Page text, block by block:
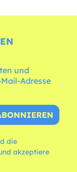
und
Adresse
die